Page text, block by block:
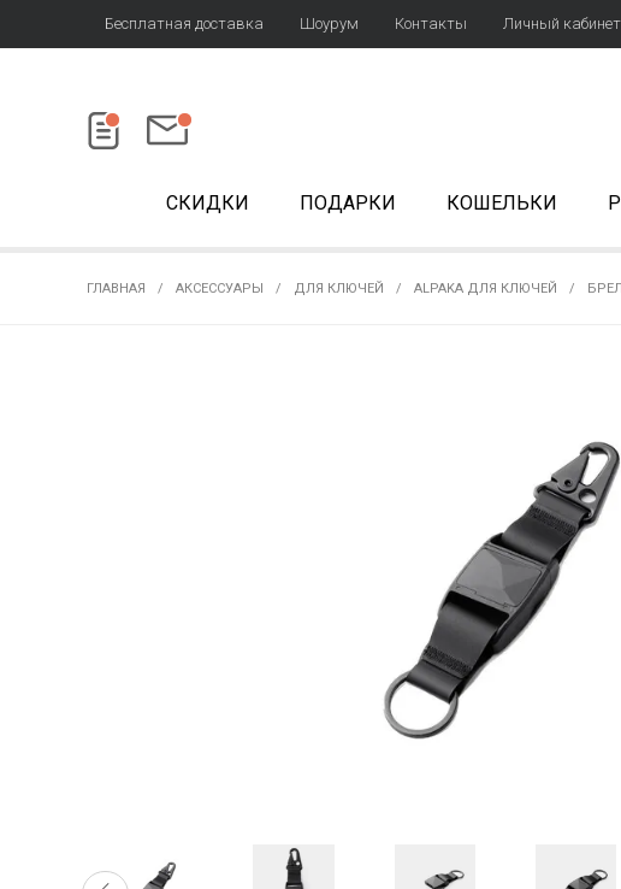
Бесплатная доставка Шоурум Контакты Личный
СКИДКИ ПОДАРКИ КОШЕЛЬКИ
ГЛАВНАЯ АКСЕССУАРЫ ДЛЯ КЛЮЧЕЙ ALPAKA ДЛЯ КЛЮЧЕЙ